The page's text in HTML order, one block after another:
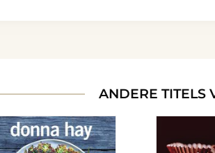
ANDERE TITELS